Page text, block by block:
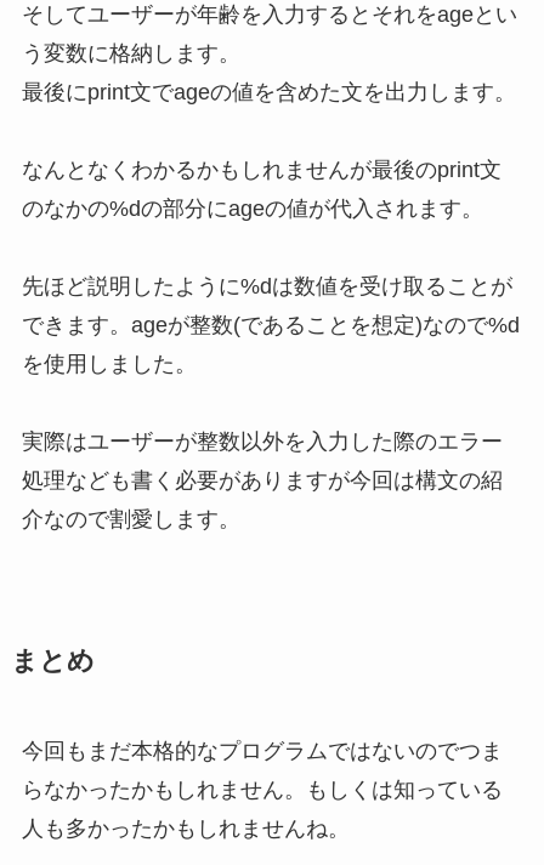
そしてユーザーが年齢を入力するとそれをageとい
う変数に格納します。
最後にprint文でageの値を含めた文を出力します。
なんとなくわかるかもしれませんが最後のprint文
のなかの%dの部分にageの値が代入されます。
先ほど説明したように%dは数値を受け取ることが
できます。ageが整数(であることを想定)なので%d
を使用しました。
実際はユーザーが整数以外を入力した際のエラー
処理なども書く必要がありますが今回は構文の紹
介なので割愛します。
まとめ
今回もまだ本格的なプログラムではないのでつま
らなかったかもしれません。もしくは知っている
人も多かったかもしれませんね。